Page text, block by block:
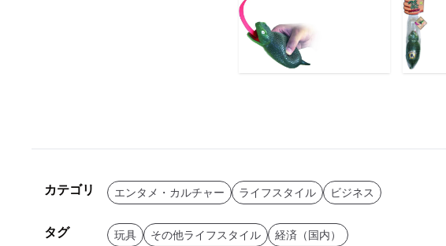
カテゴリ エンタメ・カルチャー ライフスタイル ビジネス
タグ 玩具 その他ライフスタイル 経済（国内）